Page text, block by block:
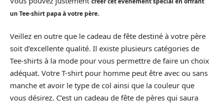
un Tee-shirt papa à votre père.
Veillez en outre que le cadeau de fête destiné à votre père
soit d’excellente qualité. Il existe plusieurs catégories de
Tee-shirts à la mode pour vous permettre de faire un choix
adéquat. Votre T-shirt pour homme peut être avec ou sans
manche et avoir le type de col ainsi que la couleur que
vous désirez. C’est un cadeau de fête de pères qui saura